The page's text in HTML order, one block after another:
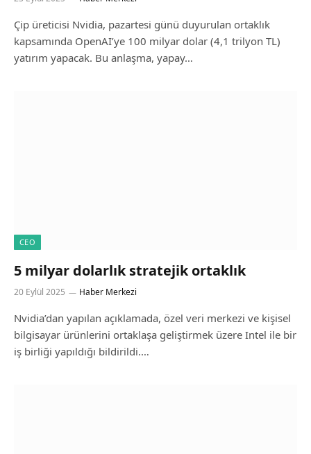
Çip üreticisi Nvidia, pazartesi günü duyurulan ortaklık
kapsamında OpenAI’ye 100 milyar dolar (4,1 trilyon TL)
yatırım yapacak. Bu anlaşma, yapay…
CEO
5 milyar dolarlık stratejik ortaklık
20 Eylül 2025 Haber Merkezi
Nvidia’dan yapılan açıklamada, özel veri merkezi ve kişisel
bilgisayar ürünlerini ortaklaşa geliştirmek üzere Intel ile bir
iş birliği yapıldığı bildirildi.…